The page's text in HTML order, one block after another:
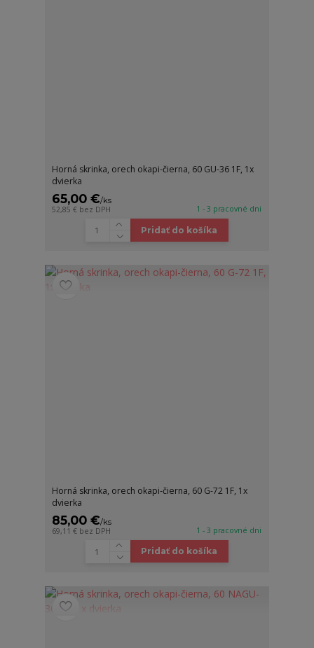
Horná skrinka, orech okapi-čierna, 60 GU-36 1F, 1x
dvierka
65,00 €/ks
52,85 € bez DPH 1 - 3 pracovné dni
Pridať do košíka
Horná skrinka, orech okapi-čierna, 60 G-72 1F, 1x
dvierka
85,00 €/ks
69,11 € bez DPH 1 - 3 pracovné dni
Pridať do košíka